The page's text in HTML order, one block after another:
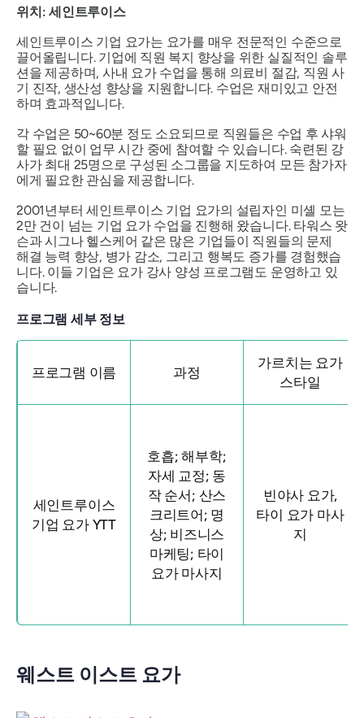
위치: 세인트루이스
세인트루이스 기업 요가는 요가를 매우 전문적인 수준으로
끌어올립니다. 기업에 직원 복지 향상을 위한 실질적인 솔루
션을 제공하며, 사내 요가 수업을 통해 의료비 절감, 직원 사
기 진작, 생산성 향상을 지원합니다. 수업은 재미있고 안전
하며 효과적입니다.
각 수업은 50~60분 정도 소요되므로 직원들은 수업 후 샤워
할 필요 없이 업무 시간 중에 참여할 수 있습니다. 숙련된 강
사가 최대 25명으로 구성된 소그룹을 지도하여 모든 참가자
에게 필요한 관심을 제공합니다.
2001년부터 세인트루이스 기업 요가의 설립자인 미셸 모는
2만 건이 넘는 기업 요가 수업을 진행해 왔습니다. 타워스 왓
슨과 시그나 헬스케어 같은 많은 기업들이 직원들의 문제
해결 능력 향상, 병가 감소, 그리고 행복도 증가를 경험했습
니다. 이들 기업은 요가 강사 양성 프로그램도 운영하고 있
습니다.
프로그램 세부 정보
프로그램 이름 과정
가르치는 요가
스타일
세인트루이스
기업 요가 YTT
호흡; ​​해부학;
자세 교정; 동
작 순서; 산스
크리트어; 명
상; 비즈니스
마케팅; 타이
요가 마사지
빈야사 요가,
타이 요가 마사
지
웨스트 이스트 요가